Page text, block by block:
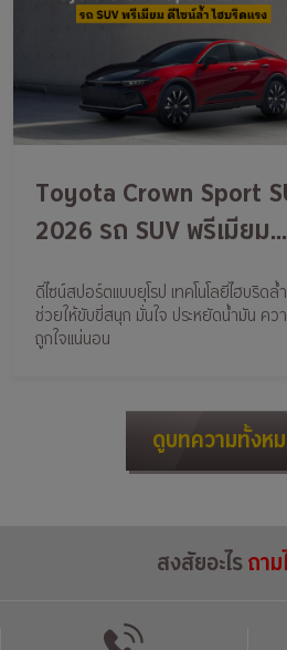
Toyota Crown Sport
2026 รถ SUV พรีเมียม
ดีไซน์สปอร์ตแบบยุโรป เทคโนโลยีไฮบริด
ช่วยให้ขับขี่สนุก มั่นใจ ประหยัดน้ำมัน ควา
ถูกใจแน่นอน
ดูบทความทั้งห
สงสัยอะไรถาม